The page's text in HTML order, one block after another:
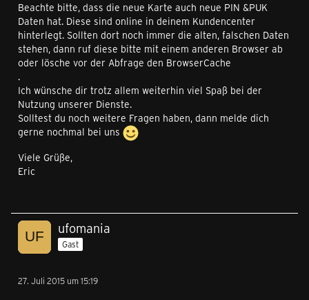
Beachte bitte, dass die neue Karte auch neue PIN &PUK
Daten hat. Diese sind online in deinem Kundencenter
hinterlegt. Sollten dort noch immer die alten, falschen Daten
stehen, dann ruf diese bitte mit einem anderen Browser ab
oder lösche vor der Abfrage den BrowserCache
.
Ich wünsche dir trotz allem weiterhin viel Spaß bei der
Nutzung unserer Dienste.
Solltest du noch weitere Fragen haben, dann melde dich
gerne nochmal bei uns
Viele Grüße,
Eric
ufomania
Gast
27. Juli 2015 um 15:19